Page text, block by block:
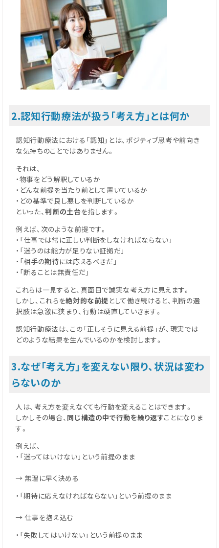
2.認知行動療法が扱う「考え方」とは何か
認知行動療法における「認知」とは、ポジティブ思考や前向き
な気持ちのことではありません。
それは、
・物事をどう解釈しているか
・どんな前提を当たり前として置いているか
・どの基準で良し悪しを判断しているか
といった、判断の土台を指します。
例えば、次のような前提です。
・「仕事では常に正しい判断をしなければならない」
・「迷うのは能力が足りない証拠だ」
・「相手の期待には応えるべきだ」
・「断ることは無責任だ」
これらは一見すると、真面目で誠実な考え方に見えます。
しかし、これらを絶対的な前提 として働き続けると、判断の選
択肢は急激に狭まり、行動は硬直していきます。
認知行動療法は、この「正しそうに見える前提」が、現実では
どのような結果を生んでいるのかを検討します。
3.なぜ「考え方」を変えない限り、状況は変わ
らないのか
人は、考え方を変えなくても行動を変えることはできます。
しかしその場合、 同じ構造の中で行動を繰り返すことになりま
す。
例えば、
・「迷ってはいけない」という前提のまま
→ 無理に早く決める
・「期待に応えなければならない」という前提のまま
→ 仕事を抱え込む
・「失敗してはいけない」という前提のまま